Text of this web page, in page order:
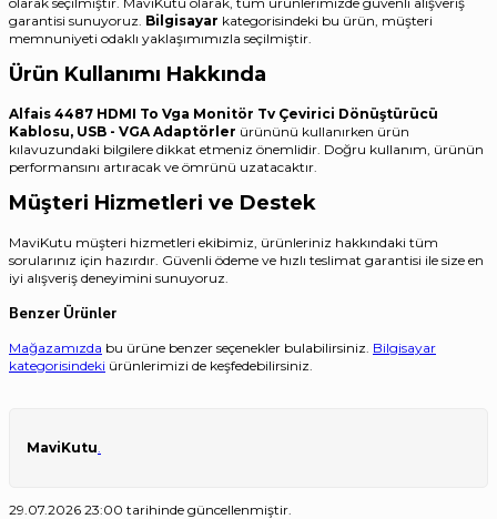
garantisi sunuyoruz. Bilgisayar kategorisindeki bu ürün, müşteri
memnuniyeti odaklı yaklaşımımızla seçilmiştir.
Ürün Kullanımı Hakkında
Alfais 4487 HDMI To Vga Monitör Tv Çevirici Dönüştürücü
Kablosu, USB - VGA Adaptörler ürününü kullanırken ürün
kılavuzundaki bilgilere dikkat etmeniz önemlidir. Doğru kullanım, ürünün
performansını artıracak ve ömrünü uzatacaktır.
Müşteri Hizmetleri ve Destek
MaviKutu müşteri hizmetleri ekibimiz, ürünleriniz hakkındaki tüm
sorularınız için hazırdır. Güvenli ödeme ve hızlı teslimat garantisi ile size en
iyi alışveriş deneyimini sunuyoruz.
Benzer Ürünler
Mağazamızda bu ürüne benzer seçenekler bulabilirsiniz. Bilgisayar
kategorisindeki ürünlerimizi de keşfedebilirsiniz.
MaviKutu
29.07.2026 23:00 tarihinde güncellenmiştir.